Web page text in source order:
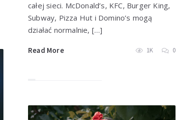
całej sieci. McDonald’s, KFC, Burger King,
Subway, Pizza Hut i Domino’s mogą
działać normalnie, […]
Read More 1K 0